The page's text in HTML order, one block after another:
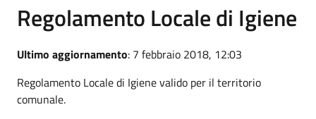
Regolamento Locale di Igiene
Ultimo aggiornamento: 7 febbraio 2018, 12:03
Regolamento Locale di Igiene valido per il territorio
comunale.